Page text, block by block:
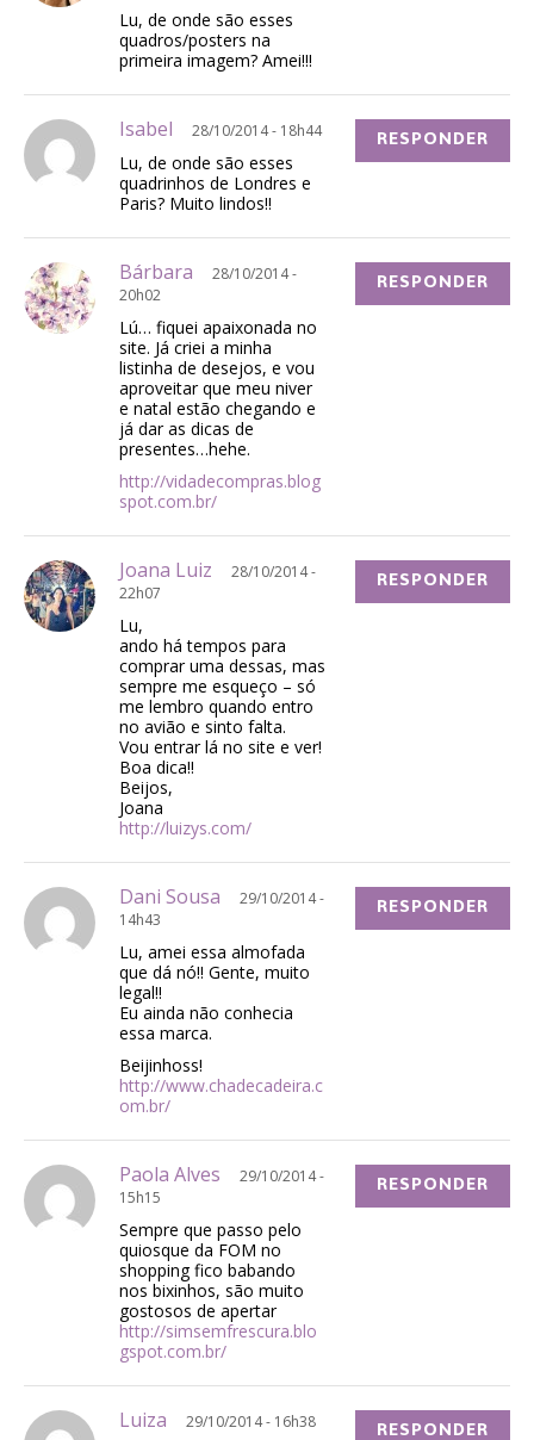
Lu, de onde são esses
quadros/posters na
primeira imagem? Amei!!!
Isabel 28/10/2014 - 18h44
Lu, de onde são esses
quadrinhos de Londres e
Paris? Muito lindos!!
RESPONDER
Bárbara
28/10/2014 -
20h02
Lú… fiquei apaixonada no
site. Já criei a minha
listinha de desejos, e vou
aproveitar que meu niver
e natal estão chegando e
já dar as dicas de
presentes…hehe.
http://vidadecompras.blog
spot.com.br/
RESPONDER
Joana Luiz
28/10/2014 -
22h07
Lu,
ando há tempos para
comprar uma dessas, mas
sempre me esqueço – só
me lembro quando entro
no avião e sinto falta.
Vou entrar lá no site e ver!
Boa dica!!
Beijos,
Joana
http://luizys.com/
RESPONDER
Dani Sousa
29/10/2014 -
14h43
Lu, amei essa almofada
que dá nó!! Gente, muito
legal!!
Eu ainda não conhecia
essa marca.
Beijinhoss!
http://www.chadecadeira.c
om.br/
RESPONDER
Paola Alves
29/10/2014 -
15h15
Sempre que passo pelo
quiosque da FOM no
shopping fico babando
nos bixinhos, são muito
gostosos de apertar
http://simsemfrescura.blo
gspot.com.br/
RESPONDER
Luiza 29/10/2014 - 16h38 RESPONDER